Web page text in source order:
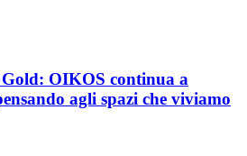
OIKOS continua a
agli spazi che viviamo